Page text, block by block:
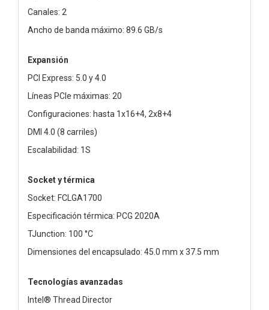
Canales: 2
Ancho de banda máximo: 89.6 GB/s
Expansión
PCI Express: 5.0 y 4.0
Líneas PCIe máximas: 20
Configuraciones: hasta 1x16+4, 2x8+4
DMI 4.0 (8 carriles)
Escalabilidad: 1S
Socket y térmica
Socket: FCLGA1700
Especificación térmica: PCG 2020A
TJunction: 100 °C
Dimensiones del encapsulado: 45.0 mm x 37.5 mm
Tecnologías avanzadas
Intel® Thread Director